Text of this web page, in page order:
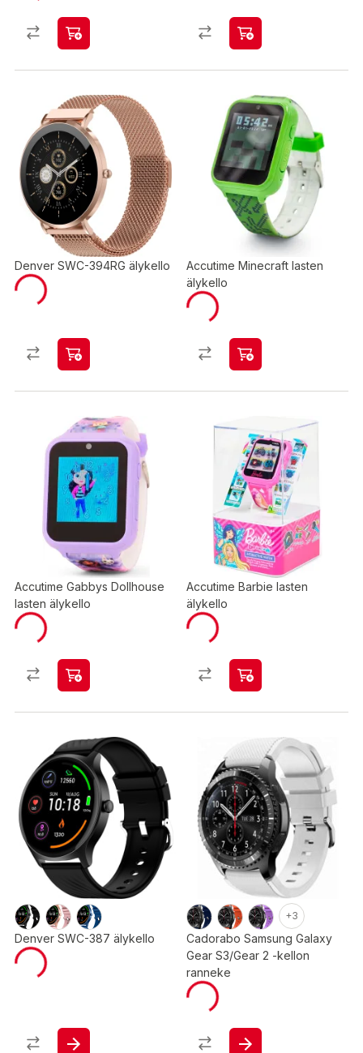
Denver SWC-394RG älykello
Accutime Minecraft lasten
älykello
Accutime Gabbys Dollhouse
lasten älykello
Accutime Barbie lasten
älykello
Denver SWC-387 älykello
+3
Cadorabo Samsung Galaxy
Gear S3/Gear 2 -kellon
ranneke